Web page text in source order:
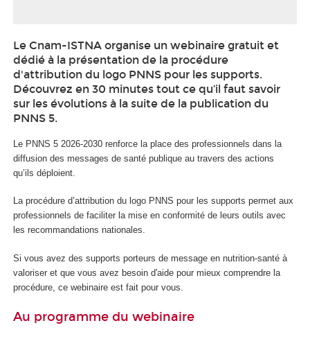
Le Cnam-ISTNA organise un webinaire gratuit et
dédié à la présentation de la procédure
d'attribution du logo PNNS pour les supports.
Découvrez en 30 minutes tout ce qu’il faut savoir
sur les évolutions à la suite de la publication du
PNNS 5.
Le PNNS 5 2026-2030 renforce la place des professionnels dans la
diffusion des messages de santé publique au travers des actions
qu’ils déploient.
La procédure d’attribution du logo PNNS pour les supports permet aux
professionnels de faciliter la mise en conformité de leurs outils avec
les recommandations nationales.
Si vous avez des supports porteurs de message en nutrition-santé à
valoriser et que vous avez besoin d'aide pour mieux comprendre la
procédure, ce webinaire est fait pour vous.
Au programme du webinaire